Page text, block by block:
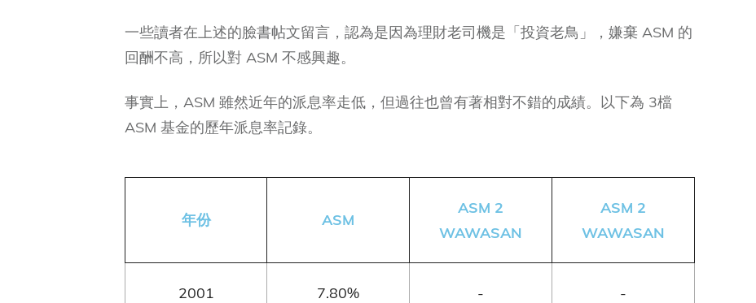
一些讀者在上述的臉書帖文留言，認為是因為理財老司機是「投資老鳥」，嫌棄 ASM 的
回酬不高，所以對 ASM 不感興趣。
事實上，ASM 雖然近年的派息率走低，但過往也曾有著相對不錯的成績。以下為 3檔
ASM 基金的歷年派息率記錄。
年份 ASM
ASM 2
WAWASAN
ASM 2
WAWASAN
2001 7.80% - -